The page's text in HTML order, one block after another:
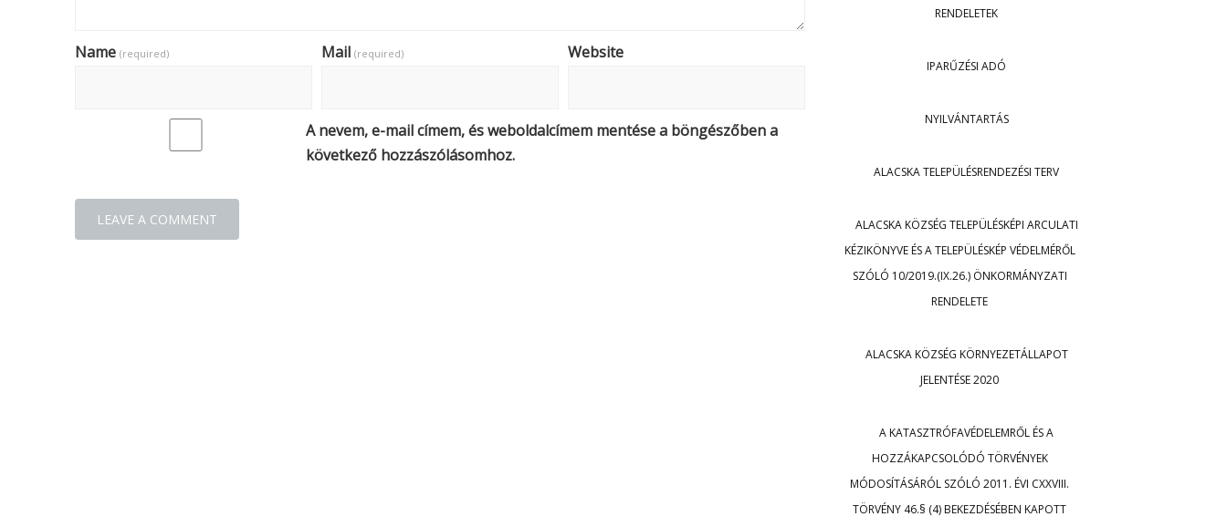
Name (required) Mail (required) Website
A nevem, e-mail címem, és weboldalcímem mentése a böngészőben a
következő hozzászólásomhoz.
RENDELETEK
IPARŰZÉSI ADÓ
NYILVÁNTARTÁS
ALACSKA TELEPÜLÉSRENDEZÉSI TERV
ALACSKA KÖZSÉG TELEPÜLÉSKÉPI ARCULATI
KÉZIKÖNYVE ÉS A TELEPÜLÉSKÉP VÉDELMÉRŐL
SZÓLÓ 10/2019.(IX.26.) ÖNKORMÁNYZATI
RENDELETE
ALACSKA KÖZSÉG KÖRNYEZETÁLLAPOT
JELENTÉSE 2020
A KATASZTRÓFAVÉDELEMRŐL ÉS A
HOZZÁKAPCSOLÓDÓ TÖRVÉNYEK
MÓDOSÍTÁSÁRÓL SZÓLÓ 2011. ÉVI CXXVIII.
TÖRVÉNY 46.§ (4) BEKEZDÉSÉBEN KAPOTT